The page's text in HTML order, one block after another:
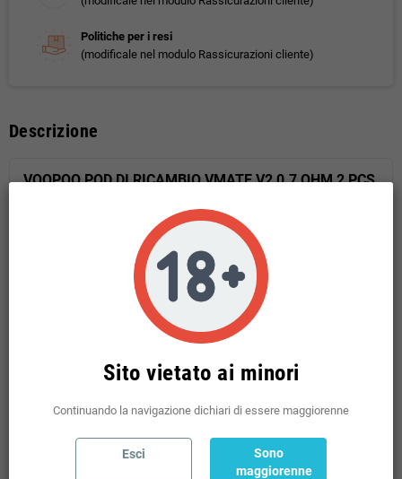
Politiche per i resi
(modificale nel modulo Rassicurazioni cliente)
Descrizione
VOOPOO POD DI RICAMBIO VMATE V2 0.7 OHM 2 PCS
COMPATIBILE CON VMATE E - VMATE INFINITY
EDITION - VMATE - V.THRU PRO
Potrebbe anche piacertiSito vietato ai minori
Continuando la navigazione dichiari di essere maggiorenne
Esci
Sono
maggiorenne